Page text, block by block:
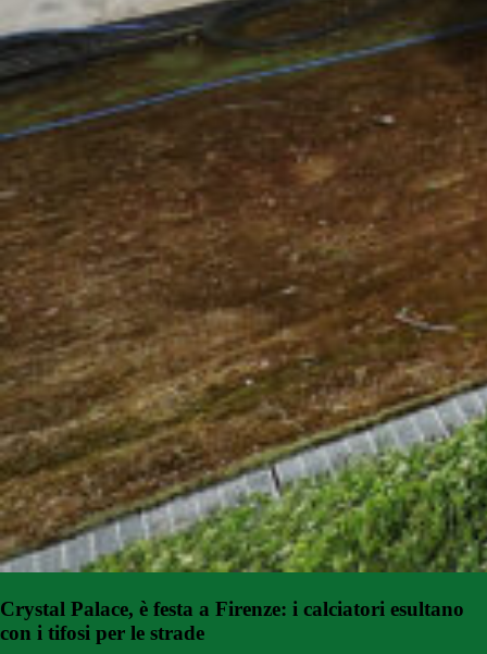
Crystal Palace, è festa a Firenze: i calciatori esultano
con i tifosi per le strade